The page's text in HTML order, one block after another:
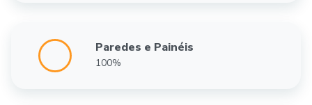
Paredes e Painéis
100%